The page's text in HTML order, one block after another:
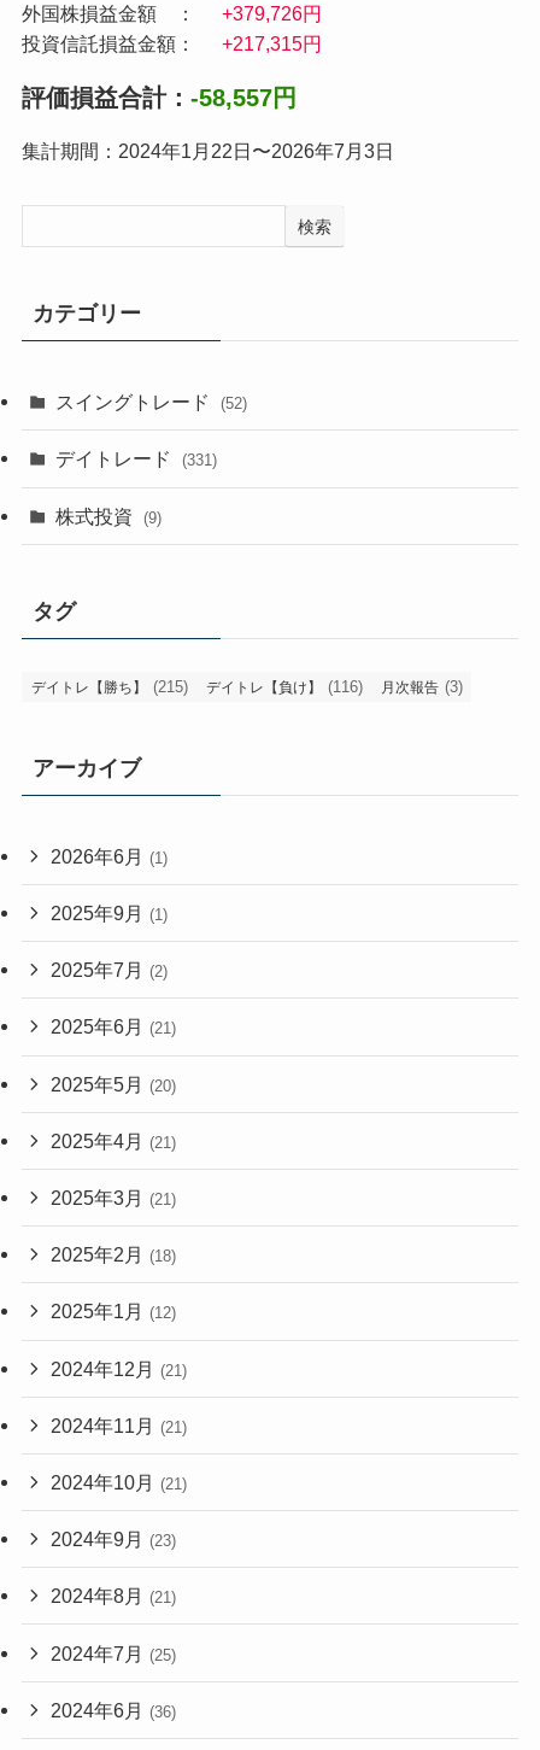
外国株損益金額 ：
+379,726円
投資信託損益金額：
+217,315円
評価損益合計： -58,557円
集計期間：2024年1月22日〜2026年7月3日
検索
カテゴリー
スイングトレード (52)
デイトレード (331)
株式投資 (9)
タグ
デイトレ【勝ち】 (215) デイトレ【負け】 (116) 月次報告 (3)
アーカイブ
2026年6月 (1)
2025年9月 (1)
2025年7月 (2)
2025年6月 (21)
2025年5月 (20)
2025年4月 (21)
2025年3月 (21)
2025年2月 (18)
2025年1月 (12)
2024年12月 (21)
2024年11月 (21)
2024年10月 (21)
2024年9月 (23)
2024年8月 (21)
2024年7月 (25)
2024年6月 (36)